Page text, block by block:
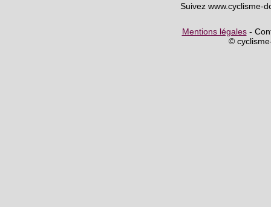
Suivez www.cyclisme-
Mentions légales-
©